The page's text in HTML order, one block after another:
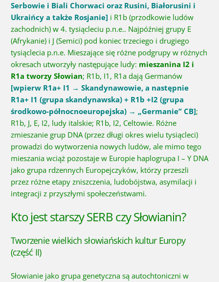
Serbowie i Biali Chorwaci oraz Rusini, Białorusini i
Ukraińcy a także Rosjanie] i R1b (przodkowie ludów
zachodnich) w 4. tysiącleciu p.n.e.. Najpóźniej grupy E
(Afrykanie) i J (Semici) pod koniec trzeciego i drugiego
tysiąclecia p.n.e. Mieszające się różne podgrupy w różnych
okresach utworzyły następujące ludy: mieszanina I2 i
R1a tworzy Słowian; R1b, I1, R1a dają Germanów
[wpierw R1a+ I1 → Skandynawowie, a następnie
R1a+ I1 (grupa skandynawska) + R1b +I2 (grupa
środkowo-północnoeuropejska) → „Germanie” CB];
R1b, J, E, I2, ludy italskie; R1b, I2, Celtowie. Różne
zmieszanie grup DNA (przez długi okres wielu tysiącleci)
prowadzi do wytworzenia nowych ludów, ale mimo tego
mieszania wciąż pozostaje w Europie haplogrupa I – Y DNA
jako grupa rdzennych Europejczyków, którzy przeszli
przez różne etapy zniszczenia, ludobójstwa, asymilacji i
integracji z przyszłymi społeczeństwami.
Kto jest starszy SERB czy Słowianin?
Tworzenie wielkich słowiańskich kultur Europy
(część II)
Słowianie jako grupa genetyczna są autochtoniczni w